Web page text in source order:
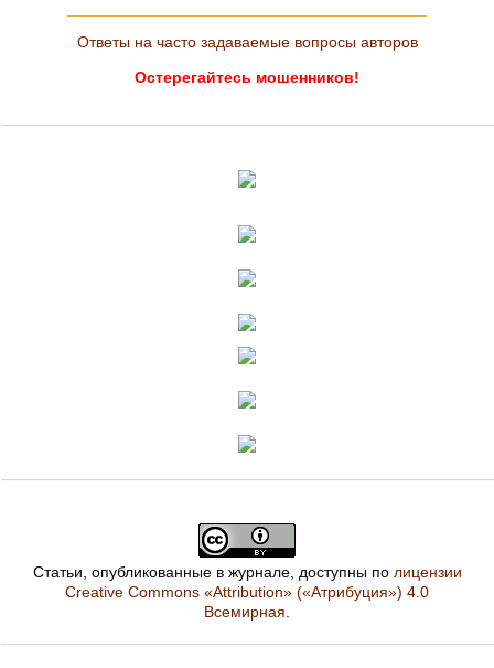
Ответы на часто задаваемые вопросы авторов
Остерегайтесь мошенников!
Статьи, опубликованные в журнале, доступны по лицензии
Creative Commons «Attribution» («Атрибуция») 4.0
Всемирная